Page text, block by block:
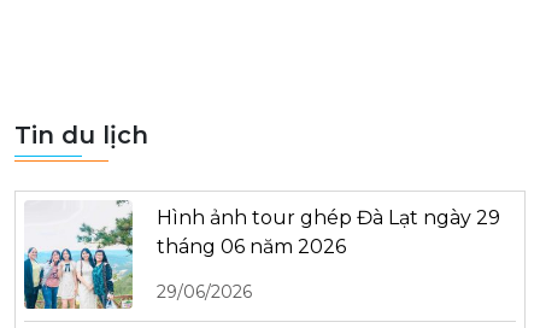
Tin du lịch
Hình ảnh tour ghép Đà Lạt ngày 29
tháng 06 năm 2026
29/06/2026